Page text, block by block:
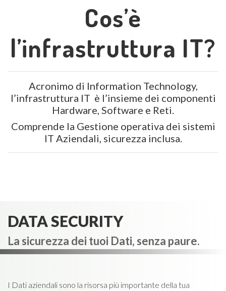
Cos’è
l’infrastruttura IT?
Acronimo di Information Technology,
l’infrastruttura IT è l’insieme dei componenti
Hardware, Software e Reti.
Comprende la Gestione operativa dei sistemi
IT Aziendali, sicurezza inclusa.
DATA SECURITY
La sicurezza dei tuoi Dati, senza paure.
I Dati aziendali sono la risorsa più importante della tua